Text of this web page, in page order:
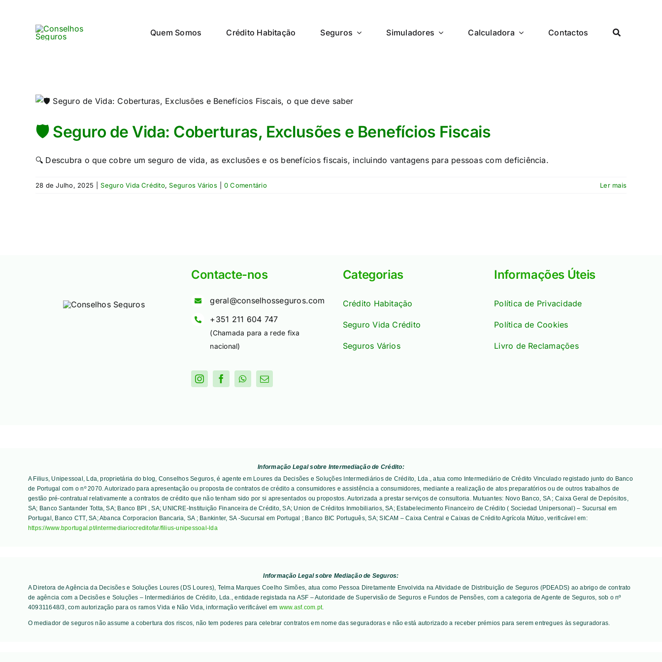
Quem Somos Crédito Habitação Seguros Simuladores Calculadora Contactos
🛡️ Seguro de Vida: Coberturas, Exclusões e Benefícios Fiscais
🔍 Descubra o que cobre um seguro de vida, as exclusões e os benefícios fiscais, incluindo vantagens para pessoas com deficiência.
28 de Julho, 2025 Seguro Vida Crédito,Seguros Vários 0 Comentário Ler mais
Contacte-nos
geral@conselhosseguros.com
+351 211 604 747
(Chamada para a rede fixa
nacional)
Categorias
Crédito Habitação
Seguro Vida Crédito
Seguros Vários
Informações Úteis
Política de Privacidade
Política de Cookies
Livro de Reclamações
Informação Legal sobre Intermediação de Crédito:
A Filius, Unipessoal, Lda, proprietária do blog, Conselhos Seguros, é agente em Loures da Decisões e Soluções Intermediários de Crédito, Lda., atua como Intermediário de Crédito Vinculado registado junto do Banco
de Portugal com o nº 2070. Autorizado para apresentação ou proposta de contratos de crédito a consumidores e assistência a consumidores, mediante a realização de atos preparatórios ou de outros trabalhos de
gestão pré-contratual relativamente a contratos de crédito que não tenham sido por si apresentados ou propostos. Autorizada a prestar serviços de consultoria. Mutuantes: Novo Banco, SA ; Caixa Geral de Depósitos,
SA; Banco Santander Totta, SA; Banco BPI , SA; UNICRE-Instituição Financeira de Crédito, SA; Union de Créditos Inmobiliarios, SA; Estabelecimento Financeiro de Crédito ( Sociedad Unipersonal) – Sucursal em
Portugal, Banco CTT, SA; Abanca Corporacion Bancaria, SA ; Bankinter, SA -Sucursal em Portugal ; Banco BIC Português, SA; SICAM – Caixa Central e Caixas de Crédito Agrícola Mútuo , verificável em:
https://www.bportugal.pt/intermediariocreditofar/filius-unipessoal-lda
Informação Legal sobre Mediação de Seguros:
A Diretora de Agência da Decisões e Soluções Loures (DS Loures), Telma Marques Coelho Simões, atua como Pessoa Diretamente Envolvida na Atividade de Distribuição de Seguros (PDEADS) ao abrigo de contrato
de agência com a Decisões e Soluções – Intermediários de Crédito, Lda., entidade registada na ASF – Autoridade de Supervisão de Seguros e Fundos de Pensões, com a categoria de Agente de Seguros, sob o nº
409311648/3, com autorização para os ramos Vida e Não Vida, informação verificável em www.asf.com.pt.
O mediador de seguros não assume a cobertura dos riscos, não tem poderes para celebrar contratos em nome das seguradoras e não está autorizado a receber prémios para serem entregues às seguradoras.